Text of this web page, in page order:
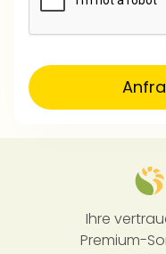
Ihre
Premium-